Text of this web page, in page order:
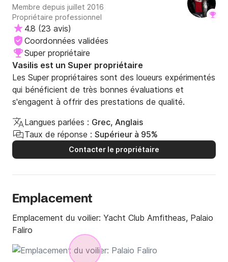
Membre depuis juillet 2016
Propriétaire professionnel
4.8 (23 avis)
Coordonnées validées
Super propriétaire
Vasilis est un Super propriétaire
Les Super propriétaires sont des loueurs expérimentés
qui bénéficient de très bonnes évaluations et
s'engagent à offrir des prestations de qualité.
Langues parlées : Grec, Anglais
Taux de réponse : Supérieur à 95%
Contacter le propriétaire
Emplacement
Emplacement du voilier: Yacht Club Amfitheas, Palaio
Faliro